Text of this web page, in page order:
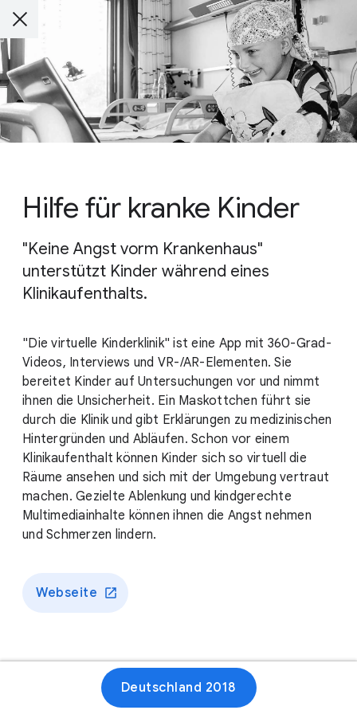
Hilfe für kranke Kinder
"Keine Angst vorm Krankenhaus"
unterstützt Kinder während eines
Klinikaufenthalts.
"Die virtuelle Kinderklinik" ist eine App mit 360-Grad-
Videos, Interviews und VR-/AR-Elementen. Sie
bereitet Kinder auf Untersuchungen vor und nimmt
ihnen die Unsicherheit. Ein Maskottchen führt sie
durch die Klinik und gibt Erklärungen zu medizinischen
Hintergründen und Abläufen. Schon vor einem
Klinikaufenthalt können Kinder sich so virtuell die
Räume ansehen und sich mit der Umgebung vertraut
machen. Gezielte Ablenkung und kindgerechte
Multimediainhalte können ihnen die Angst nehmen
und Schmerzen lindern.
Webseite
Deutschland 2018